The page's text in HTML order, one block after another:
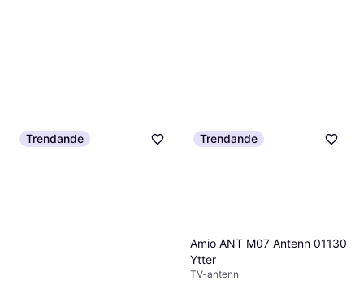
Trendande Trendande
Amio ANT M07 Antenn 01130
Ytter
TV-antenn